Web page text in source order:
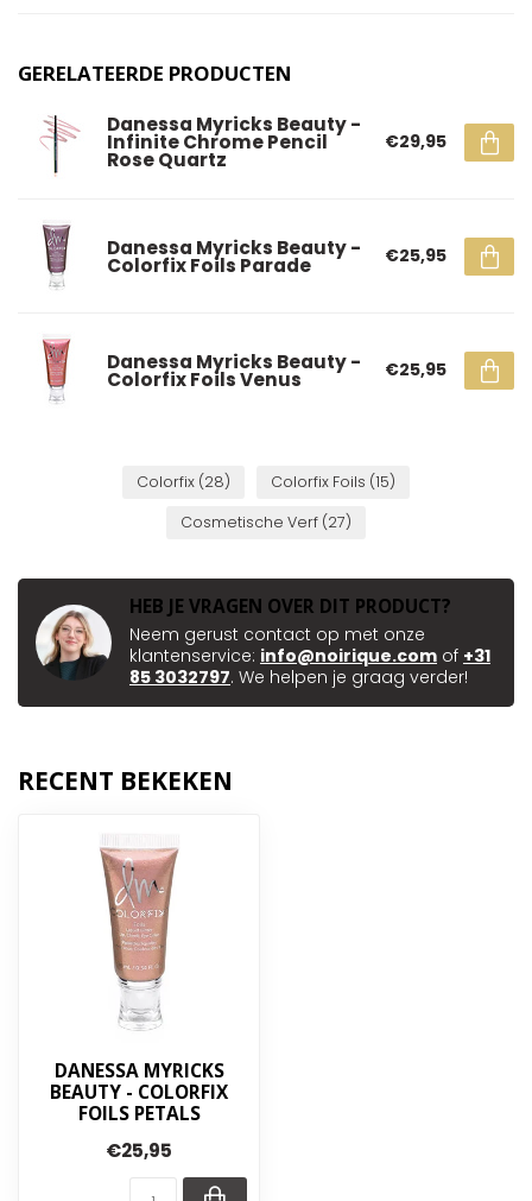
GERELATEERDE PRODUCTEN
Danessa Myricks Beauty -
Infinite Chrome Pencil
Rose Quartz
€29,95
Danessa Myricks Beauty -
Colorfix Foils Parade €25,95
Danessa Myricks Beauty -
Colorfix Foils Venus €25,95
Colorfix (28) Colorfix Foils (15)
Cosmetische Verf (27)
HEB JE VRAGEN OVER DIT PRODUCT?
Neem gerust contact op met onze
klantenservice: info@noirique.com of +31
85 3032797. We helpen je graag verder!
RECENT BEKEKEN
DANESSA MYRICKS
BEAUTY - COLORFIX
FOILS PETALS
€25,95